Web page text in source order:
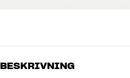
BESKRIVNING